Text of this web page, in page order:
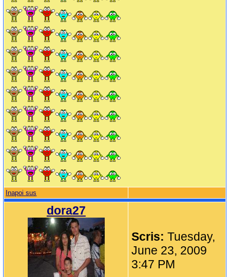
Inapoi sus
dora27
Scris:Tuesday,
June 23, 2009
3:47 PM